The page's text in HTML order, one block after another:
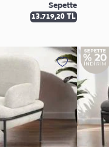
Sepette
13.719,20 TL